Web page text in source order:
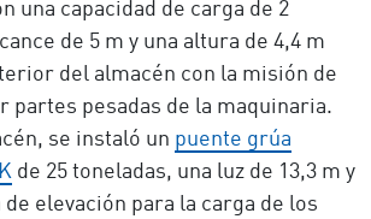
una capacidad de carga de 2
de 5 m y una altura de 4,4 m
del almacén con la misión de
partes pesadas de la maquinaria.
se instaló un puente grúa
de 25 toneladas, una luz de 13,3 m y
de elevación para la carga de los